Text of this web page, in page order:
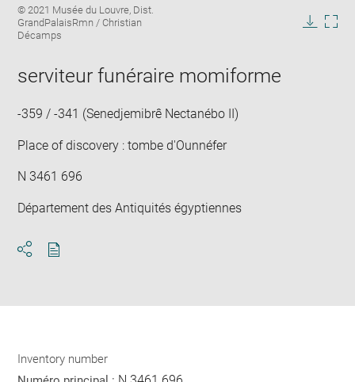
Image
caption:
© 2021 Musée du Louvre, Dist.
GrandPalaisRmn / Christian
Décamps
serviteur funéraire momiforme
-359 / -341 (Senedjemibrê Nectanébo II)
Place of discovery : tombe d'Ounnéfer
N 3461 696
Département des Antiquités égyptiennes
Inventory number